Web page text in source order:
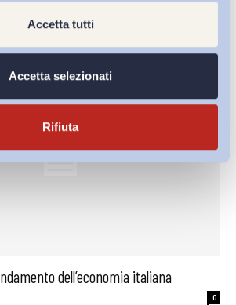
Accetta tutti
Accetta selezionati
Rifiuta
dell’economia italiana
0